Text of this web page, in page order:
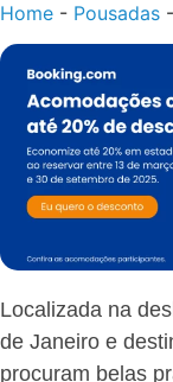
Home - Pousadas -
Localizada na
de Janeiro e
procuram belas